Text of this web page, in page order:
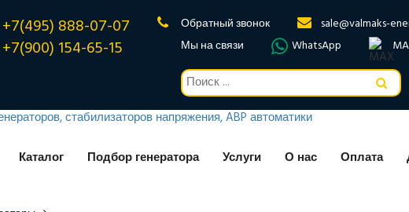
+7(495) 888-07-07
+7(900) 154-65-15
Обратный звонок
sale@valmaks-
Мы на связи
WhatsApp
Каталог Подбор генератора Услуги О нас Оплата